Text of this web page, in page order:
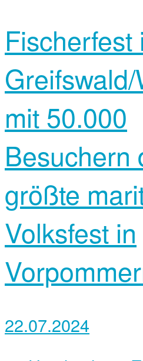
Fischerfest
mit 50.000
Besuchern
größte
Volksfest in
22.07.2024